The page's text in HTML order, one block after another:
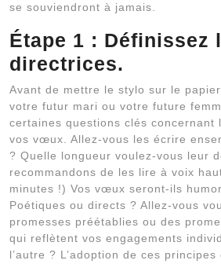
se souviendront à jamais.
Étape 1 : Définissez
directrices.
Avant de mettre le stylo sur le
votre futur mari ou votre future
certaines questions clés concernant
vos vœux. Allez-vous les écrire
? Quelle longueur voulez-vous leur
recommandons de les lire à voix
minutes !) Vos vœux seront-ils
Poétiques ou directs ? Allez-vous
promesses préétablies ou des
qui reflètent vos engagements
l’autre ? L’adoption de ces